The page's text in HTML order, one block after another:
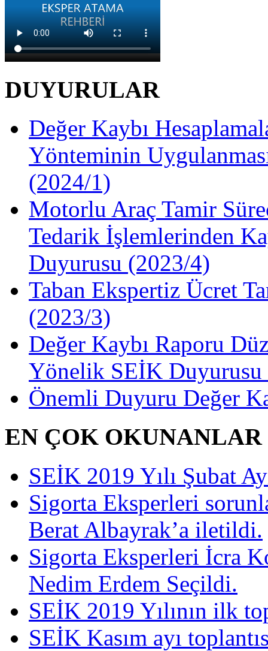
DUYURULAR
Değer Kaybı
Yönteminin
(2024/1)
Motorlu Araç Tamir
Tedarik İşlemlerinden
Duyurusu (2023/4)
Taban Ekspertiz Ücret
(2023/3)
Değer Kaybı Raporu
Yönelik SEİK Duyurusu
Önemli Duyuru Değer
EN ÇOK OKUNANLAR
SEİK 2019 Yılı Şubat
Sigorta Eksperleri
Berat Albayrak’a iletildi.
Sigorta Eksperleri İcra
Nedim Erdem Seçildi.
SEİK 2019 Yılının ilk
SEİK Kasım ayı